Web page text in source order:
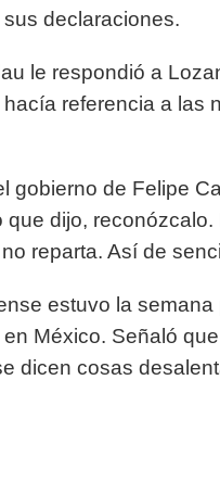
declaraciones.
le respondió a
referencia a las
gobierno de Felipe
dijo,
reparta. Así de
estuvo la
México. Señaló
dicen cosas